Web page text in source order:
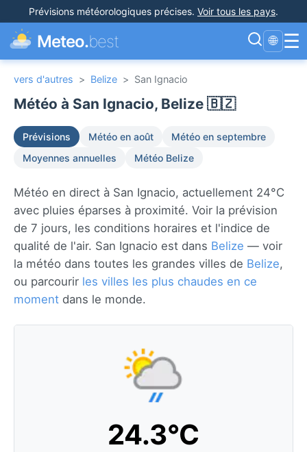
Prévisions météorologiques précises. Voir tous les pays.
Meteo.best 🌐 ☰
vers d'autres > Belize > San Ignacio
Météo à San Ignacio, Belize 🇧🇿
Prévisions Météo en août
Météo en septembre
Moyennes annuelles
Météo Belize
Météo en direct à San Ignacio, actuellement 24°C
avec pluies éparses à proximité. Voir la prévision
de 7 jours, les conditions horaires et l'indice de
qualité de l'air. San Ignacio est dans Belize — voir
la météo dans toutes les grandes villes de Belize,
ou parcourir les villes les plus chaudes en ce
moment dans le monde.
24.3°C